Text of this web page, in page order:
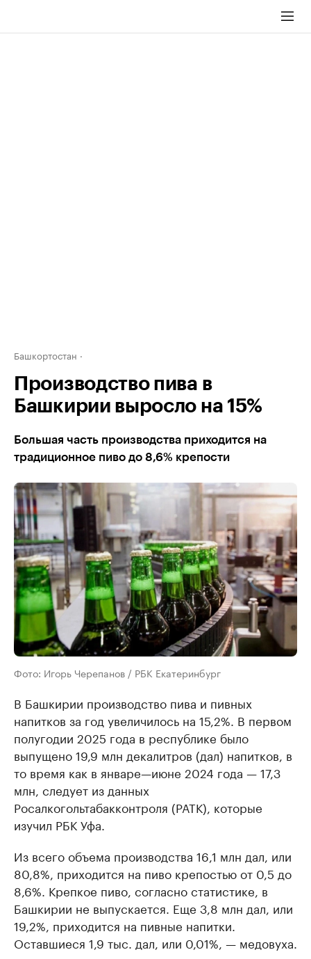
Башкортостан
Производство пива в
Башкирии выросло на 15%
Большая часть производства приходится на
традиционное пиво до 8,6% крепости
Фото: Игорь Черепанов / РБК Екатеринбург
В Башкирии производство пива и пивных
напитков за год увеличилось на 15,2%. В первом
полугодии 2025 года в республике было
выпущено 19,9 млн декалитров (дал) напитков, в
то время как в январе—июне 2024 года — 17,3
млн, следует из данных
Росалкогольтабакконтроля (РАТК), которые
изучил РБК Уфа.
Из всего объема производства 16,1 млн дал, или
80,8%, приходится на пиво крепостью от 0,5 до
8,6%. Крепкое пиво, согласно статистике, в
Башкирии не выпускается. Еще 3,8 млн дал, или
19,2%, приходится на пивные напитки.
Оставшиеся 1,9 тыс. дал, или 0,01%, — медовуха.